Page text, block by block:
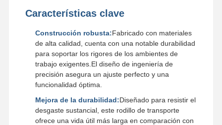
Características clave
Construcción robusta:Fabricado con materiales
de alta calidad, cuenta con una notable durabilidad
para soportar los rigores de los ambientes de
trabajo exigentes.El diseño de ingeniería de
precisión asegura un ajuste perfecto y una
funcionalidad óptima.
Mejora de la durabilidad:Diseñado para resistir el
desgaste sustancial, este rodillo de transporte
ofrece una vida útil más larga en comparación con